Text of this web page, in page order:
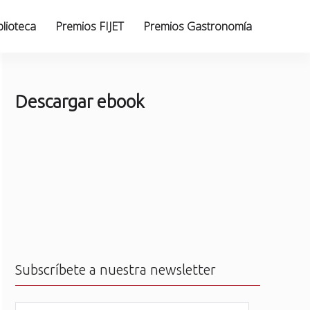
Premios FIJET Premios Gastronomía
Descargar ebook
Subscríbete a nuestra newsletter